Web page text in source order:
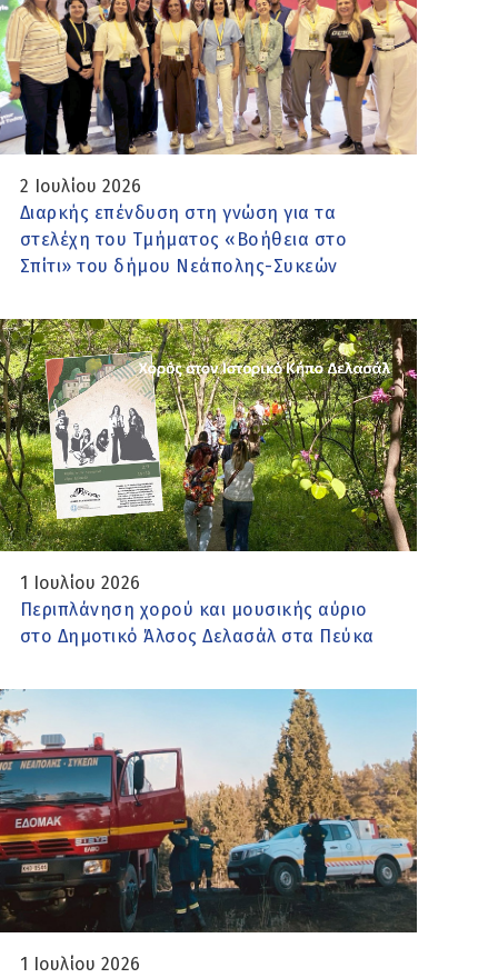
2 Ιουλίου 2026
Διαρκής επένδυση στη γνώση για τα
στελέχη του Τμήματος «Βοήθεια στο
Σπίτι» του δήμου Νεάπολης-Συκεών
1 Ιουλίου 2026
Περιπλάνηση χορού και μουσικής αύριο
στο Δημοτικό Άλσος Δελασάλ στα Πεύκα
1 Ιουλίου 2026